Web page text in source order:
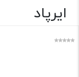
هدست🎧
ایرپاد